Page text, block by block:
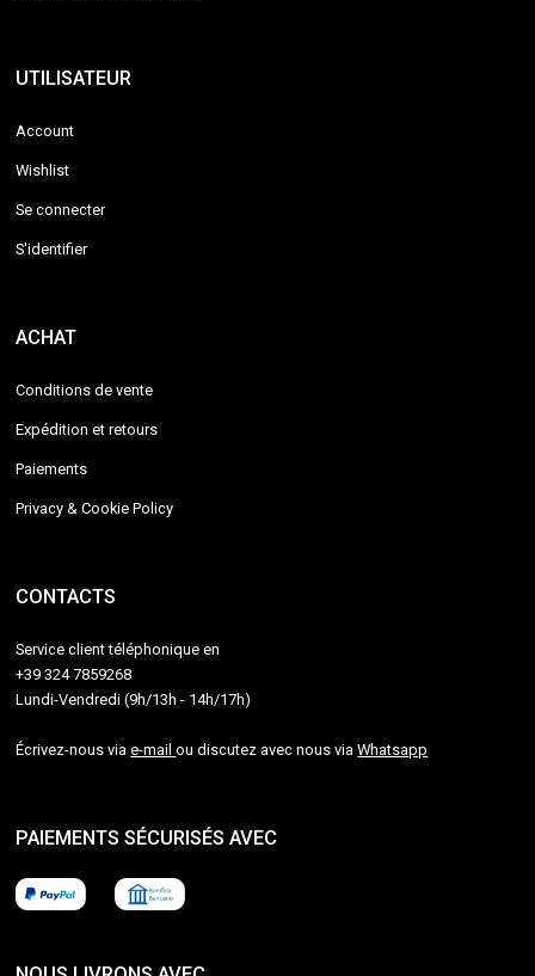
UTILISATEUR
Account
Wishlist
Se connecter
S'identifier
ACHAT
Conditions de vente
Expédition et retours
Paiements
Privacy & Cookie Policy
CONTACTS
Service client téléphonique en
+39 324 7859268
Lundi-Vendredi (9h/13h - 14h/17h)
Écrivez-nous viae-mailou discutez avec nous viaWhatsapp
PAIEMENTS SÉCURISÉS AVEC